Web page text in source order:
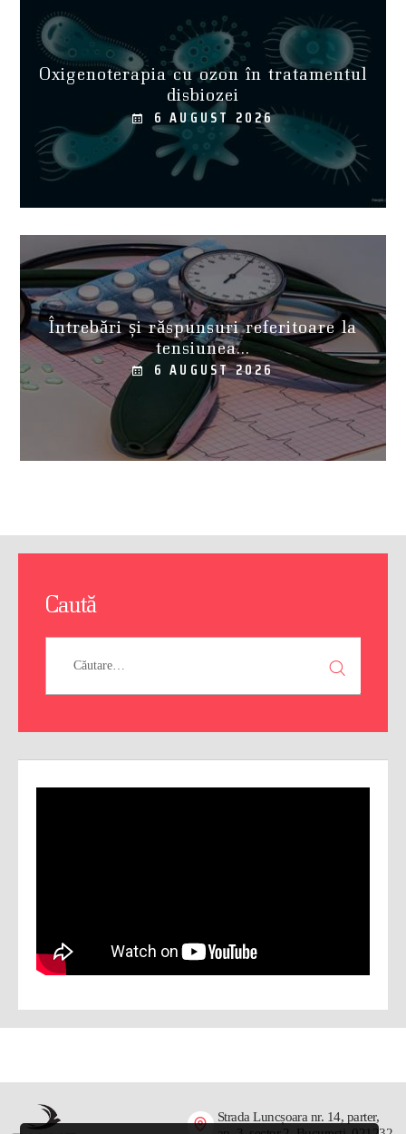
Oxigenoterapia cu ozon în tratamentul
disbiozei
6 AUGUST 2026
Întrebări și răspunsuri referitoare la
tensiunea...
6 AUGUST 2026
Caută
după:
Strada Luncșoara nr. 14, parter,